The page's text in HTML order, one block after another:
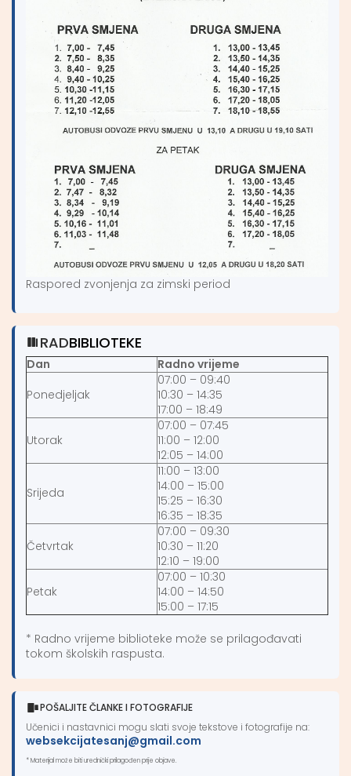
Raspored zvonjenja za zimski period
RADBIBLIOTEKE
Dan
Radno vrijeme
Ponedjeljak
07:00 – 09:40
10:30 – 14:35
17:00 – 18:49
Utorak
07:00 – 07:45
11:00 – 12:00
12:05 – 14:00
Srijeda
11:00 – 13:00
14:00 – 15:00
15:25 – 16:30
16:35 – 18:35
Četvrtak
07:00 – 09:30
10:30 – 11:20
12:10 – 19:00
Petak
07:00 – 10:30
14:00 – 14:50
15:00 – 17:15
* Radno vrijeme biblioteke može se prilagođavati
tokom školskih raspusta.
POŠALJITE ČLANKE I FOTOGRAFIJE
Učenici i nastavnici mogu slati svoje tekstove i fotografije na:
websekcijatesanj@gmail.com
* Materijal može biti urednički prilagođen prije objave.